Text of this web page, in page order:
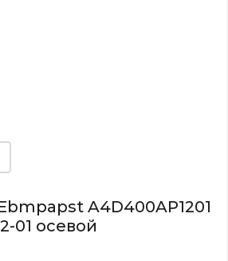
A4D400AP1201
01 осевой